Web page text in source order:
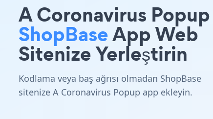
A Coronavirus Popup
ShopBaseApp Web
Sitenize Yerleştirin
Kodlama veya baş ağrısı olmadan ShopBase
sitenize A Coronavirus Popup app ekleyin.